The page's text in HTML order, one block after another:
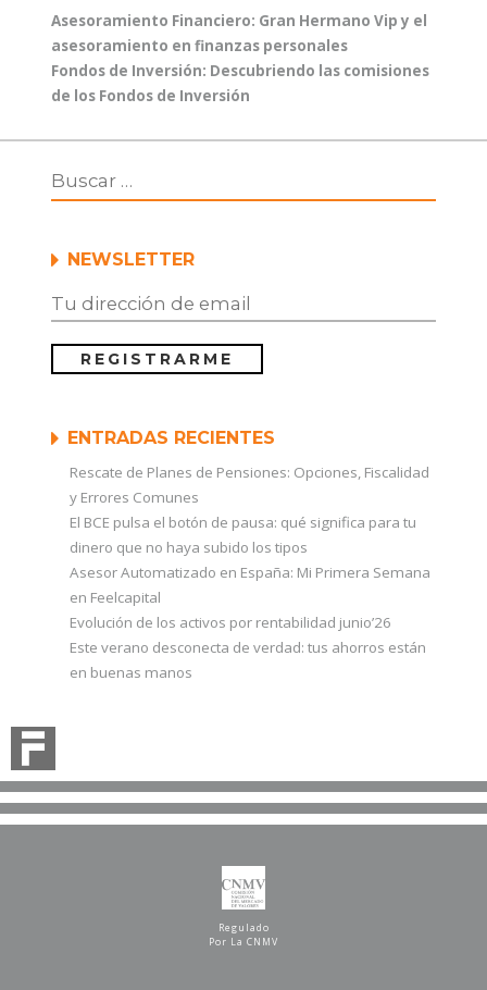
Navegación
de
entradas
Entrada
anterior:
Asesoramiento Financiero: Gran Hermano Vip y el
asesoramiento en finanzas personales
Entrada
siguiente:
Fondos de Inversión: Descubriendo las comisiones
de los Fondos de Inversión
NEWSLETTER
ENTRADAS RECIENTES
Rescate de Planes de Pensiones: Opciones, Fiscalidad
y Errores Comunes
El BCE pulsa el botón de pausa: qué significa para tu
dinero que no haya subido los tipos
Asesor Automatizado en España: Mi Primera Semana
en Feelcapital
Evolución de los activos por rentabilidad junio’26
Este verano desconecta de verdad: tus ahorros están
en buenas manos
Regulado
Por La CNMV